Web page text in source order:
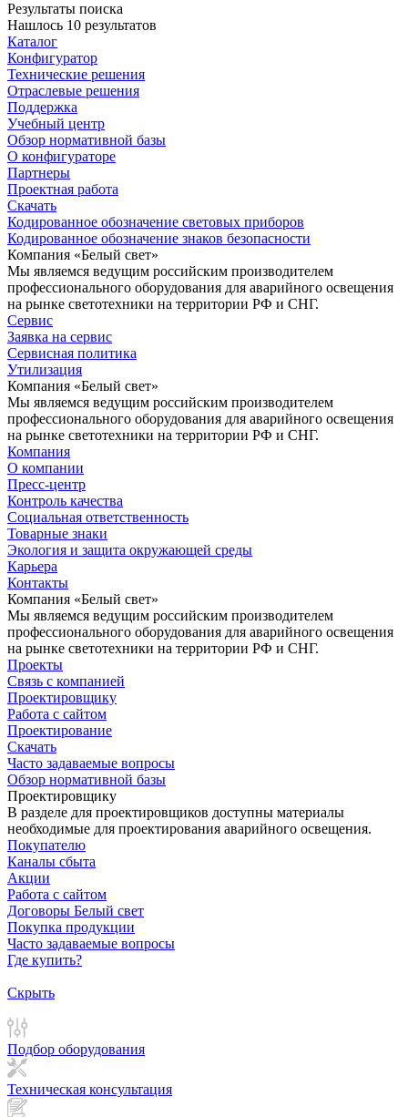
Результаты поиска
Нашлось 10 результатов
Каталог
Конфигуратор
Технические решения
Отраслевые решения
Поддержка
Учебный центр
Обзор нормативной базы
О конфигураторе
Партнеры
Проектная работа
Скачать
Кодированное обозначение световых приборов
Кодированное обозначение знаков безопасности
Компания «Белый свет»
Мы являемся ведущим российским производителем
профессионального оборудования для аварийного освещения
на рынке светотехники на территории РФ и СНГ.
Сервис
Заявка на сервис
Сервисная политика
Утилизация
Компания «Белый свет»
Мы являемся ведущим российским производителем
профессионального оборудования для аварийного освещения
на рынке светотехники на территории РФ и СНГ.
Компания
О компании
Пресс-центр
Контроль качества
Социальная ответственность
Товарные знаки
Экология и защита окружающей среды
Карьера
Контакты
Компания «Белый свет»
Мы являемся ведущим российским производителем
профессионального оборудования для аварийного освещения
на рынке светотехники на территории РФ и СНГ.
Проекты
Связь с компанией
Проектировщику
Работа с сайтом
Проектирование
Скачать
Часто задаваемые вопросы
Обзор нормативной базы
Проектировщику
В разделе для проектировщиков доступны материалы
необходимые для проектирования аварийного освещения.
Покупателю
Каналы сбыта
Акции
Работа с сайтом
Договоры Белый свет
Покупка продукции
Часто задаваемые вопросы
Где купить?
Скрыть
Подбор оборудования
Техническая консультация